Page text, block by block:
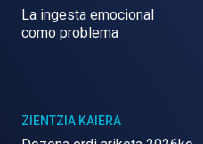
La ingesta emocional
como problema
ZIENTZIA KAIERA